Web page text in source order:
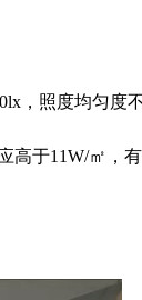
，照度均匀度不
高于11W/㎡，